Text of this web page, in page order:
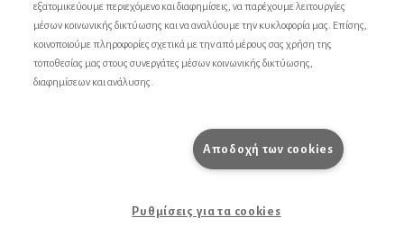
ΟΙ ΜΟΥ­ΣΙ­ΚΕΣ
Louis Moreau Gottschalk:Πέ­ντε μου­σι­κά κομ­μά­τια για πιά­νο με 4 χέ­ρια
εξατομικεύουμε περιεχόμενο και διαφημίσεις, να παρέχουμε λειτουργίες
μέσων κοινωνικής δικτύωσης και να αναλύουμε την κυκλοφορία μας. Επίσης,
κοινοποιούμε πληροφορίες σχετικά με την από μέρους σας χρήση της
τοποθεσίας μας στους συνεργάτες μέσων κοινωνικής δικτύωσης,
διαφημίσεων και ανάλυσης.
Αποδοχή των cookies
Ρυθμίσεις για τα cookies